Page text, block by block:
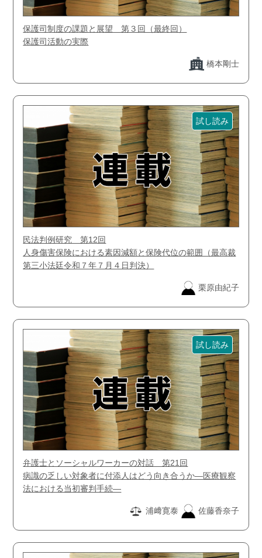
保護司制度の課題と展望 第３回（最終回）
保護司活動の実際
橋本剛士
試し読み
民法判例研究 第12回
人身傷害保険における素因減額と保険代位の範囲（最高裁
第三小法廷令和７年７月４日判決）
栗原由紀子
試し読み
弁護士とソーシャルワーカーの対話 第21回
病識の乏しい対象者に付添人はどう向き合うか―医療観察
法における当初審判手続―
浦﨑寛泰 佐藤香奈子